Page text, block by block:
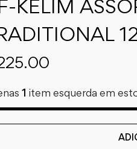
KELIM
1 item esquerda em